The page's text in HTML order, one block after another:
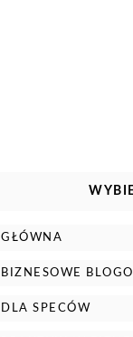
GŁÓWNA
BIZNESOWE
DLA SPECÓW